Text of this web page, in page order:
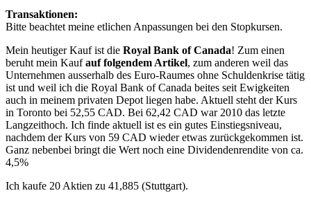
Transaktionen:
Bitte beachtet meine etlichen Anpassungen bei den Stopkursen.
Mein heutiger Kauf ist die Royal Bank of Canada! Zum einen
beruht mein Kaufauf folgendem Artikel, zum anderen weil das
Unternehmen ausserhalb des Euro-Raumes ohne Schuldenkrise tätig
ist und weil ich die Royal Bank of Canada beites seit Ewigkeiten
auch in meinem privaten Depot liegen habe. Aktuell steht der Kurs
in Toronto bei 52,55 CAD. Bei 62,42 CAD war 2010 das letzte
Langzeithoch. Ich finde aktuell ist es ein gutes Einstiegsniveau,
nachdem der Kurs von 59 CAD wieder etwas zurückgekommen ist.
Ganz nebenbei bringt die Wert noch eine Dividendenrendite von ca.
4,5%
Ich kaufe 20 Aktien zu 41,885 (Stuttgart).